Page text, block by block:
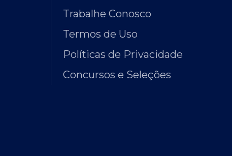
Trabalhe Conosco
Termos de Uso
Políticas de Privacidade
Concursos e Seleções